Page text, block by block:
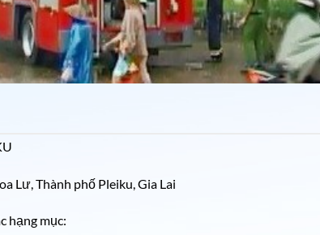
Lư, Thành phố Pleiku, Gia Lai
hạng mục: